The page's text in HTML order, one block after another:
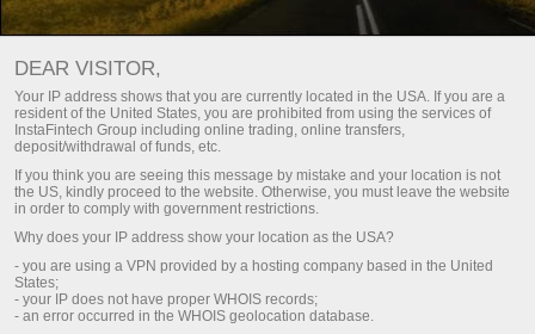
Se você já sabe o que é Forex e como negociar,
recomendamos que você vá para a seção de
negociação Forex
Negociação Forex
Principal Para Iniciantes Como começar a negociar
Como começar a negociar no Forex
DEAR VISITOR,
Your IP address shows that you are currently located in the USA. If you are a
resident of the United States, you are prohibited from using the services of
InstaFintech Group including online trading, online transfers,
deposit/withdrawal of funds, etc.
If you think you are seeing this message by mistake and your location is not
the US, kindly proceed to the website. Otherwise, you must leave the website
in order to comply with government restrictions.
Why does your IP address show your location as the USA?
- you are using a VPN provided by a hosting company based in the United
States;
- your IP does not have proper WHOIS records;
- an error occurred in the WHOIS geolocation database.